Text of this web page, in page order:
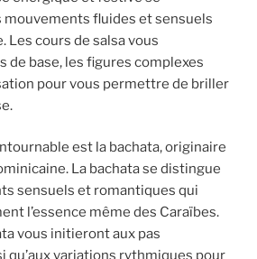
mouvements fluides et sensuels
Les cours de salsa vous
de base, les figures complexes
pour vous permettre de briller
est la bachata, originaire
La bachata se distingue
sensuels et romantiques qui
l’essence même des Caraïbes.
vous initieront aux pas
qu’aux variations rythmiques pour